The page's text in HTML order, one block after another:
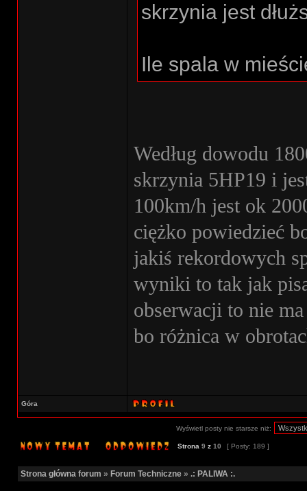
skrzynia jest
Ile spala w
Według dowodu
skrzynia 5HP19 i
100km/h jest ok
ciężko powiedzieć
jakiś rekordowych
wyniki to tak jak
obserwacji to nie
bo różnica w
Góra
Wyświetl posty nie starsze niż:
Strona 9 z 10 [ Posty: 189 ]
Strona główna forum » Forum Techniczne » .: PALIWA :.